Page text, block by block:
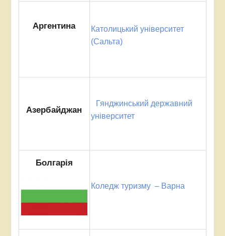
Аргентина
Католицький університет
(Сальта)
Азербайджан
Гянджинський державний
університет
Болгарія
Коледж туризму – Варна